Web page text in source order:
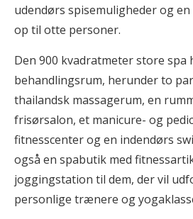
udendørs spisemuligheder og
op til otte personer.
Den 900 kvadratmeter store spa
behandlingsrum, herunder to
thailandsk massagerum, en
frisørsalon, et manicure- og
fitnesscenter og en indendørs
også en spabutik med
joggingstation til dem, der vil
personlige trænere og